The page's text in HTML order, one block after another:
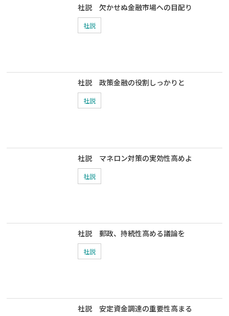
社説 欠かせぬ金融市場への目配り
社説
社説 政策金融の役割しっかりと
社説
社説 マネロン対策の実効性高めよ
社説
社説 郵政、持続性高める議論を
社説
社説 安定資金調達の重要性高まる